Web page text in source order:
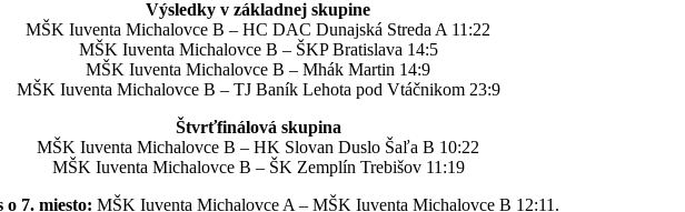
Výsledky v základnej skupine
MŠK Iuventa Michalovce B – HC DAC Dunajská Streda A 11:22
MŠK Iuventa Michalovce B – ŠKP Bratislava 14:5
MŠK Iuventa Michalovce B – Mhák Martin 14:9
MŠK Iuventa Michalovce B – TJ Baník Lehota pod Vtáčnikom 23:9
Štvrťfinálová skupina
MŠK Iuventa Michalovce B – HK Slovan Duslo Šaľa B 10:22
MŠK Iuventa Michalovce B – ŠK Zemplín Trebišov 11:19
o 7. miesto: MŠK Iuventa Michalovce A – MŠK Iuventa Michalovce B 12:11.